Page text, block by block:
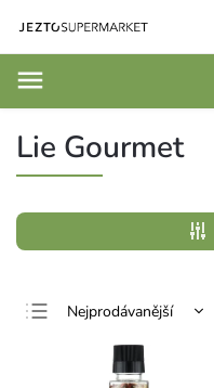
Lie Gourmet
Nejprodávanější
Nejlevnější
Nejdražší